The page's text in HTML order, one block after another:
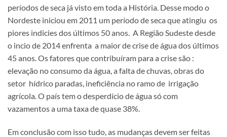
períodos de seca já visto em toda a História. Desse modo o
Nordeste iniciou em 2011 um período de seca que atingiu os
piores indicies dos últimos 50 anos. A Região Sudeste desde
o incio de 2014 enfrenta a maior de crise de água dos últimos
45 anos. Os fatores que contribuíram para a crise são :
elevação no consumo da água, a falta de chuvas, obras do
setor hídrico paradas, ineficiência no ramo de irrigação
agrícola. O país tem o desperdício de água só com
vazamentos a uma taxa de quase 38%.
Em conclusão com isso tudo, as mudanças devem ser feitas